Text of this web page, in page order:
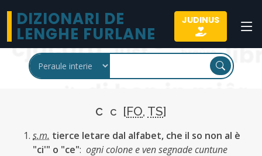
DIZIONARI DE
LENGHE FURLANE
JUDINUS
c c [FO, TS]
s.m. tierce letare dal alfabet, che il so non al è
"ci'" o "ce": ogni colone e ven segnade cuntune